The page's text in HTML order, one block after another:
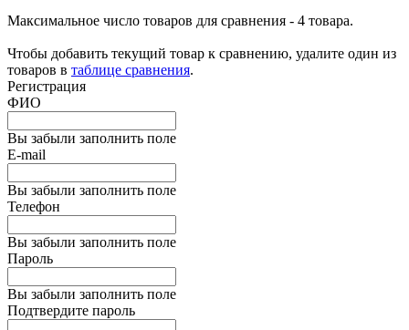
Максимальное число товаров для сравнения - 4 товара.
Чтобы добавить текущий товар к сравнению, удалите один из
товаров в таблице сравнения.
Регистрация
ФИО
Вы забыли заполнить поле
E-mail
Вы забыли заполнить поле
Телефон
Вы забыли заполнить поле
Пароль
Вы забыли заполнить поле
Подтвердите пароль